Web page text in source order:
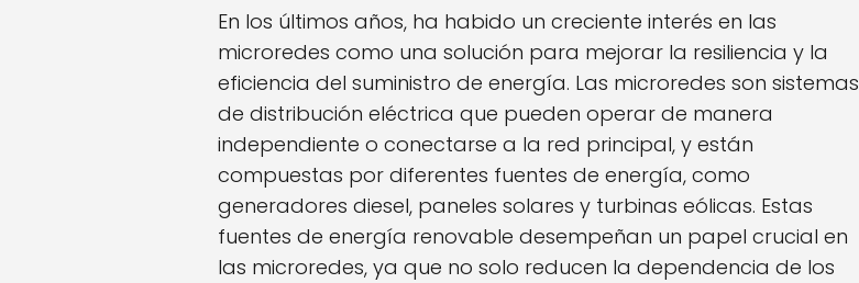
En los últimos años, ha habido un creciente interés en las
microredes como una solución para mejorar la resiliencia y la
eficiencia del suministro de energía. Las microredes son sistemas
de distribución eléctrica que pueden operar de manera
independiente o conectarse a la red principal, y están
compuestas por diferentes fuentes de energía, como
generadores diesel, paneles solares y turbinas eólicas. Estas
fuentes de energía renovable desempeñan un papel crucial en
las microredes, ya que no solo reducen la dependencia de los